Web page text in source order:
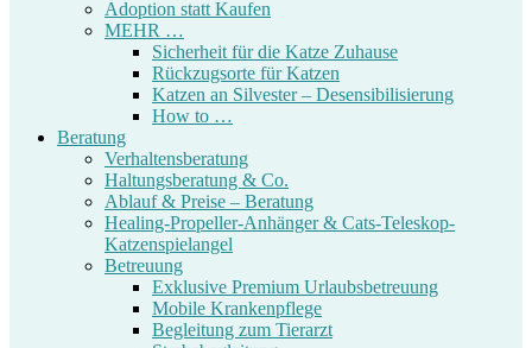
Adoption statt Kaufen
MEHR …
Sicherheit für die Katze Zuhause
Rückzugsorte für Katzen
Katzen an Silvester – Desensibilisierung
How to …
Beratung
Verhaltensberatung
Haltungsberatung & Co.
Ablauf & Preise – Beratung
Healing-Propeller-Anhänger & Cats-Teleskop-
Katzenspielangel
Betreuung
Exklusive Premium Urlaubsbetreuung
Mobile Krankenpflege
Begleitung zum Tierarzt